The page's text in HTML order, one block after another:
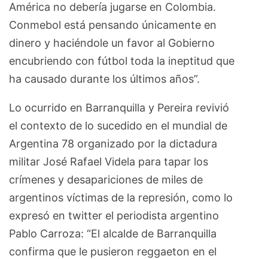
América no debería jugarse en Colombia.
Conmebol está pensando únicamente en
dinero y haciéndole un favor al Gobierno
encubriendo con fútbol toda la ineptitud que
ha causado durante los últimos años”.
Lo ocurrido en Barranquilla y Pereira revivió
el contexto de lo sucedido en el mundial de
Argentina 78 organizado por la dictadura
militar José Rafael Videla para tapar los
crímenes y desapariciones de miles de
argentinos víctimas de la represión, como lo
expresó en twitter el periodista argentino
Pablo Carroza: “El alcalde de Barranquilla
confirma que le pusieron reggaeton en el